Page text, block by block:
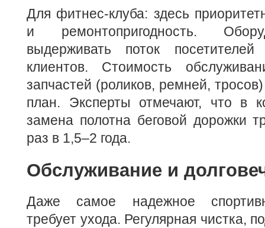
Для фитнес-клуба: здесь
и ремонтопригодность.
выдерживать поток
клиентов. Стоимость
запчастей (роликов, ремней,
план. Эксперты отмечают, что в
замена полотна беговой дорожки
раз в 1,5–2 года.
Обслуживание и
Даже самое надежное
требует ухода. Регулярная чистка,